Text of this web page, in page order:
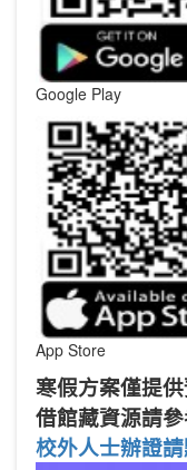
Google Play
App Store
寒假方案僅提
借館藏資源請
校外人士辦證請